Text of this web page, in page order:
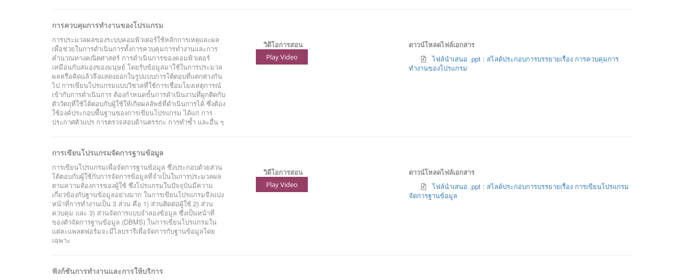
การควบคุมการทำงานของโปรแกรม
การประมวลผลของระบบคอมพิวเตอร์ใช้หลักการเหตุและผล
เพื่อช่วยในการดำเนินการทั้งการควบคุมการทำงานและการ
คำนวณทางคณิตศาสตร์ การดำเนินการของคอมพิวเตอร์
เหมือนกับสมองของมนุษย์ โดยรับข้อมูลมาใช้ในการประมวล
ผลหรือคิดแล้วจึงแสดงออกในรูปแบบการโต้ตอบที่แตกต่างกัน
ไป การเขียนโปรแกรมแบบวิชวลที่ใช้การเชื่อมโยงเหตุการณ์
เข้ากับการดำเนินการ ต้องกำหนดขั้นการดำเนินงานที่ผูกติดกับ
ตัววัตถุที่ใช้โต้ตอบกับผู้ใช้ให้เกิดผลลัพธ์ที่ดำเนินการได้ ซึ่งต้อง
ใช้องค์ประกอบพื้นฐานของการเขียนโปรแกรม ได้แก่ การ
ประกาศตัวแปร การตรวจสอบด้านตรรกะ การทำซ้ำ และอื่น ๆ
วิดีโอการสอน
Play Video
ดาวน์โหลดไฟล์เอกสาร
ไฟล์นำเสนอ .ppt : สไลด์ประกอบการบรรยายเรื่อง การควบคุมการ
ทำงานของโปรแกรม
การเขียนโปรแกรมจัดการฐานข้อมูล
การเขียนโปรแกรมเพื่อจัดการฐานข้อมูล ซึ่งประกอบด้วยส่วน
โต้ตอบกับผู้ใช้กับการจัดการข้อมูลที่จำเป็นในการประมวลผล
ตามความต้องการของผู้ใช้ ซึ่งโปรแกรมในปัจจุบันมีความ
เกี่ยวข้องกับฐานข้อมูลอย่างมาก ในการเขียนโปรแกรมจึงแบ่ง
หน้าที่การทำงานเป็น 3 ส่วน คือ 1) ส่วนติดต่อผู้ใช้ 2) ส่วน
ควบคุม และ 3) ส่วนจัดการแบบจำลองข้อมูล ซึ่งเป็นหน้าที่
ของตัวจัดการฐานข้อมูล (DBMS) ในการเขียนโปรแกรมใน
แต่ละแพลตฟอร์มจะมีไลบรารีเพื่อจัดการกับฐานข้อมูลโดย
เฉพาะ
วิดีโอการสอน
Play Video
ดาวน์โหลดไฟล์เอกสาร
ไฟล์นำเสนอ .ppt : สไลด์ประกอบการบรรยายเรื่อง การเขียนโปรแกรม
จัดการฐานข้อมูล
ฟังก์ชันการทำงานและการให้บริการ